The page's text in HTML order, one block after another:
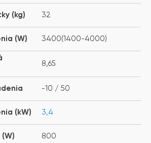
(kg) 32
(W) 3400(1400-4000)
8,65
-10 / 50
(kW) 3,4
800